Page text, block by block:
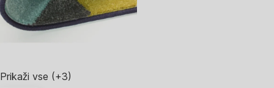
Prikaži vse (+3)